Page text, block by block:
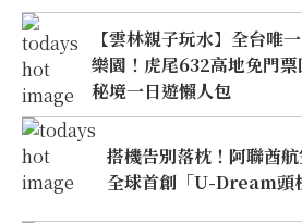
【雲林親子玩水】全台唯
樂園！虎尾632高地免門
秘境一日遊懶人包
搭機告別落枕！阿聯酋
全球首創「U-Dream頭